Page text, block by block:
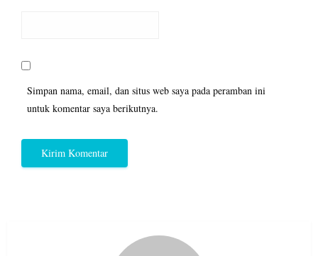
Simpan nama, email, dan situs web saya pada peramban ini
untuk komentar saya berikutnya.